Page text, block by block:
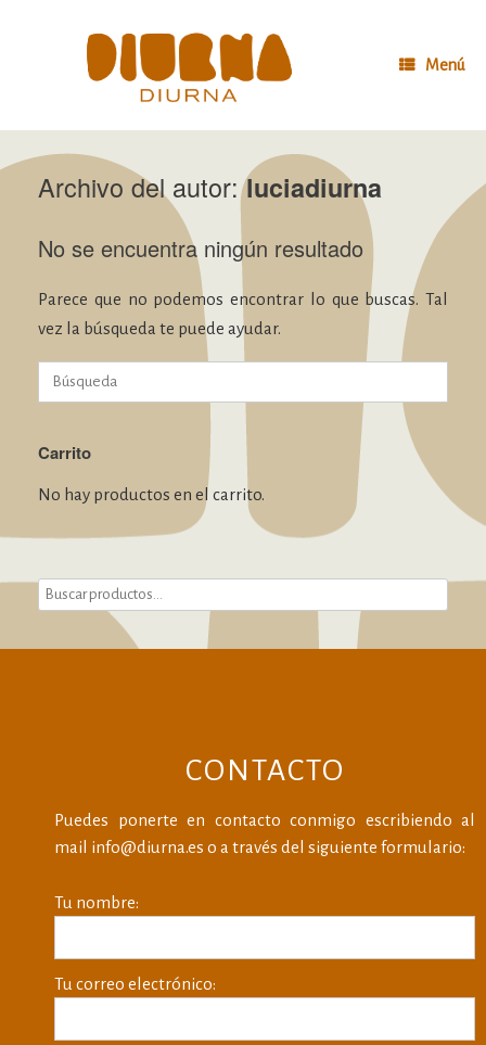
Menú
Archivo del autor:luciadiurna
No se encuentra ningún resultado
Parece que no podemos encontrar lo que buscas. Tal
vez la búsqueda te puede ayudar.
Buscar:
Carrito
No hay productos en el carrito.
CONTACTO
Puedes ponerte en contacto conmigo escribiendo al
mail info@diurna.es o a través del siguiente formulario:
Tu nombre:
Tu correo electrónico: